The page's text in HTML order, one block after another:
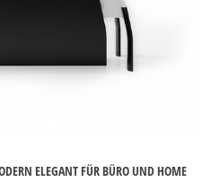
ELEGANT FÜR BÜRO UND HOME